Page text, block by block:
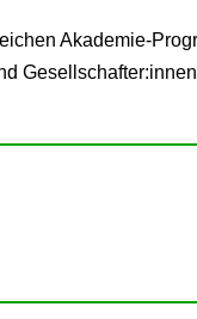
Akademie-